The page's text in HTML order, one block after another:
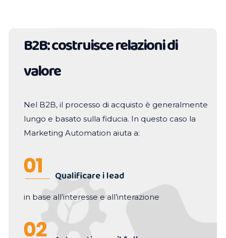
B2B: costruisce relazioni di
valore
Nel B2B, il processo di acquisto è generalmente
lungo e basato sulla fiducia. In questo caso la
Marketing Automation aiuta a:
Qualificare i lead
in base all’interesse e all’interazione